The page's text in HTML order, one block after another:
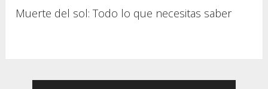
Muerte del sol: Todo lo que necesitas saber